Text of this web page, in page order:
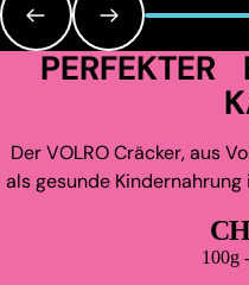
PERFEKTER
Der VOLRO Cräcker, aus
als gesunde
100g